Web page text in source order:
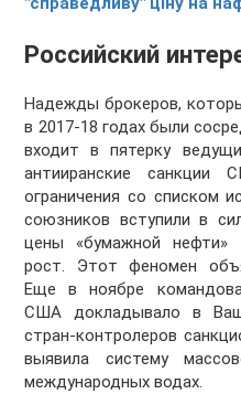
Российский
Надежды брокеров,
в 2017-18 годах были
входит в пятерку
антииранские санкции
ограничения со списком
союзников вступили в
цены «бумажной нефти»
рост. Этот феномен
Еще в ноябре
США докладывало в
стран-контролеров
выявила систему
международных водах.